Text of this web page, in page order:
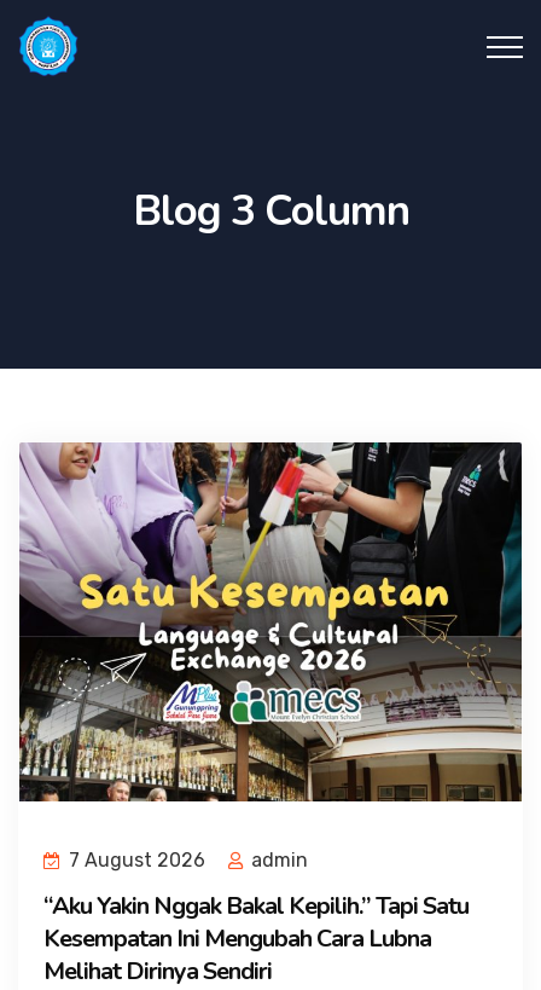
Blog 3 Column
7 August 2026 admin
“Aku Yakin Nggak Bakal Kepilih.” Tapi Satu
Kesempatan Ini Mengubah Cara Lubna
Melihat Dirinya Sendiri